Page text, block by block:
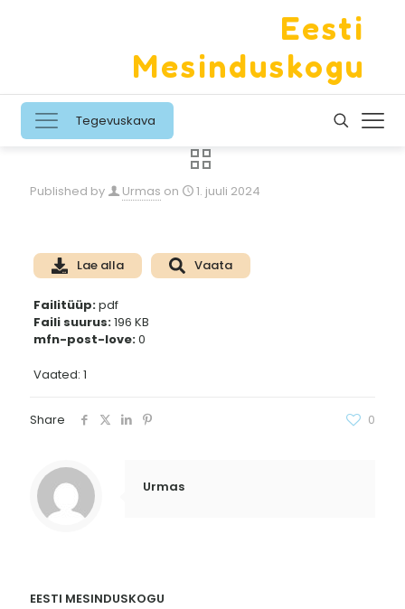
Eesti
Mesinduskogu
Tegevuskava
Published by Urmas on 1. juuli 2024
Vaated: 1
Lae alla Vaata
Failitüüp:pdf
Faili suurus:196 KB
mfn-post-love:0
Share 0
Urmas
EESTI MESINDUSKOGU